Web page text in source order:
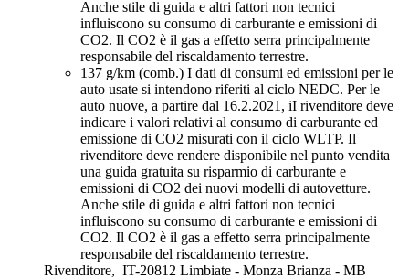
Anche stile di guida e altri fattori non tecnici
influiscono su consumo di carburante e emissioni di
CO2. Il CO2 è il gas a effetto serra principalmente
responsabile del riscaldamento terrestre.
137 g/km (comb.) I dati di consumi ed emissioni per le
auto usate si intendono riferiti al ciclo NEDC. Per le
auto nuove, a partire dal 16.2.2021, iI rivenditore deve
indicare i valori relativi al consumo di carburante ed
emissione di CO2 misurati con il ciclo WLTP. Il
rivenditore deve rendere disponibile nel punto vendita
una guida gratuita su risparmio di carburante e
emissioni di CO2 dei nuovi modelli di autovetture.
Anche stile di guida e altri fattori non tecnici
influiscono su consumo di carburante e emissioni di
CO2. Il CO2 è il gas a effetto serra principalmente
responsabile del riscaldamento terrestre.
Rivenditore, IT-20812 Limbiate - Monza Brianza - MB